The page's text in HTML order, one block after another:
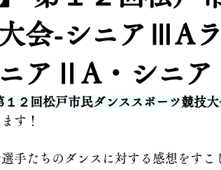
会-シニアⅢA
アⅡA・シニ
１２回松戸市民ダンススポーツ競技
す！
選手たちのダンスに対する感想をす